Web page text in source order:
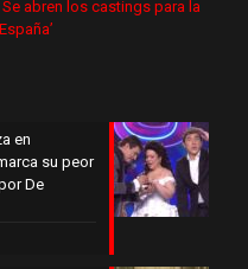
Se abren los castings para la
en
su peor
De